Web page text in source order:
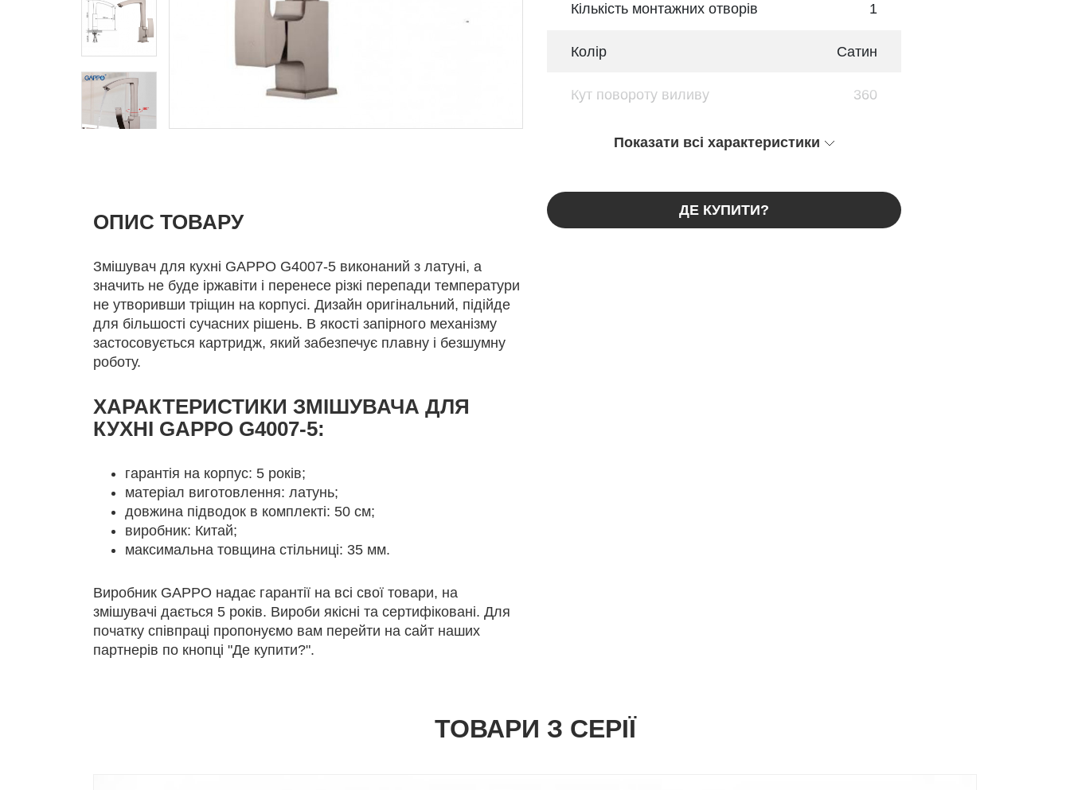
ОПИС ТОВАРУ
Змішувач для кухні GAPPO G4007-5 виконаний з латуні, а
значить не буде іржавіти і перенесе різкі перепади температури
не утворивши тріщин на корпусі. Дизайн оригінальний, підійде
для більшості сучасних рішень. В якості запірного механізму
застосовується картридж, який забезпечує плавну і безшумну
роботу.
ХАРАКТЕРИСТИКИ ЗМІШУВАЧА ДЛЯ
КУХНІ GAPPO G4007-5:
гарантія на корпус: 5 років;
матеріал виготовлення: латунь;
довжина підводок в комплекті: 50 см;
виробник: Китай;
максимальна товщина стільниці: 35 мм.
Виробник GAPPO надає гарантії на всі свої товари, на
змішувачі дається 5 років. Вироби якісні та сертифіковані. Для
початку співпраці пропонуємо вам перейти на сайт наших
партнерів по кнопці "Де купити?".
Кількість монтажних отворів 1
Колір Сатин
Кут повороту виливу 360
Показати всі характеристики
ДЕ КУПИТИ?
ТОВАРИ З СЕРІЇ